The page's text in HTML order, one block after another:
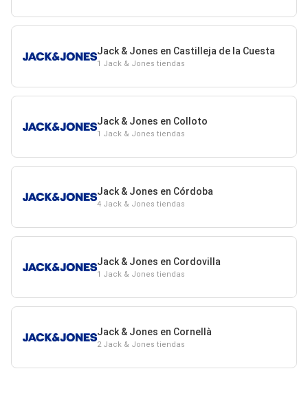
Jack & Jones en Castilleja de la Cuesta
1 Jack & Jones tiendas
Jack & Jones en Colloto
1 Jack & Jones tiendas
Jack & Jones en Córdoba
4 Jack & Jones tiendas
Jack & Jones en Cordovilla
1 Jack & Jones tiendas
Jack & Jones en Cornellà
2 Jack & Jones tiendas